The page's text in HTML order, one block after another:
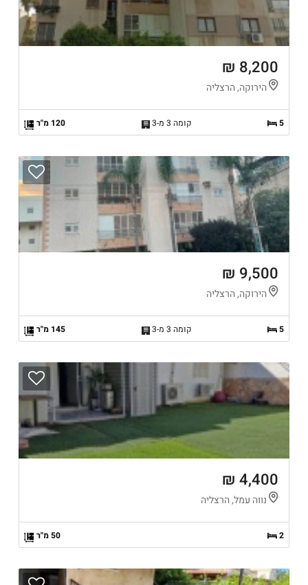
8,200 ₪
הירוקה, הרצליה
5 קומה 3 מ-3 120 מ"ר
9,500 ₪
הירוקה, הרצליה
5 קומה 3 מ-3 145 מ"ר
4,400 ₪
נווה עמל, הרצליה
2 50 מ"ר